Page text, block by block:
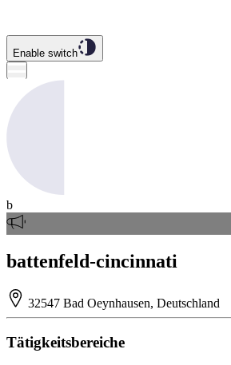
Enable switch
b
battenfeld-cincinnati
32547 Bad Oeynhausen, Deutschland
Tätigkeitsbereiche